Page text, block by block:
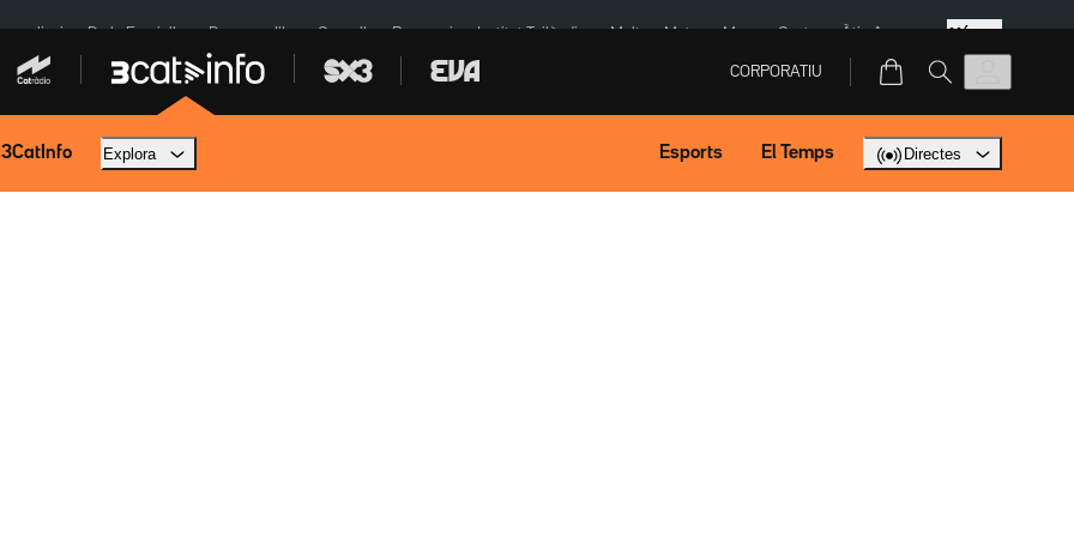
eclipsi De la Espriella Dos anys Illa Granollers Paraguai Institut Tailàndia Multa a Meta Menors Ceuta Àtic Ayuso Més
CORPORATIU
3CatInfo Explora Esports El Temps Directes